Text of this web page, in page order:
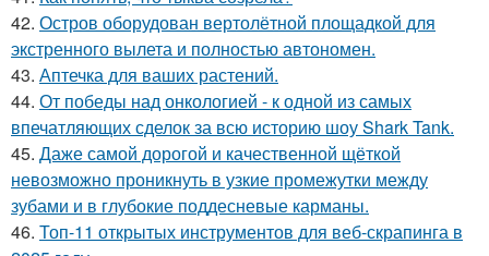
42. Остров оборудован вертолётной площадкой для
экстренного вылета и полностью автономен.
43. Аптечка для ваших растений.
44. От победы над онкологией - к одной из самых
впечатляющих сделок за всю историю шоу Shark Tank.
45. Даже самой дорогой и качественной щёткой
невозможно проникнуть в узкие промежутки между
зубами и в глубокие поддесневые карманы.
46. Топ-11 открытых инструментов для веб-скрапинга в